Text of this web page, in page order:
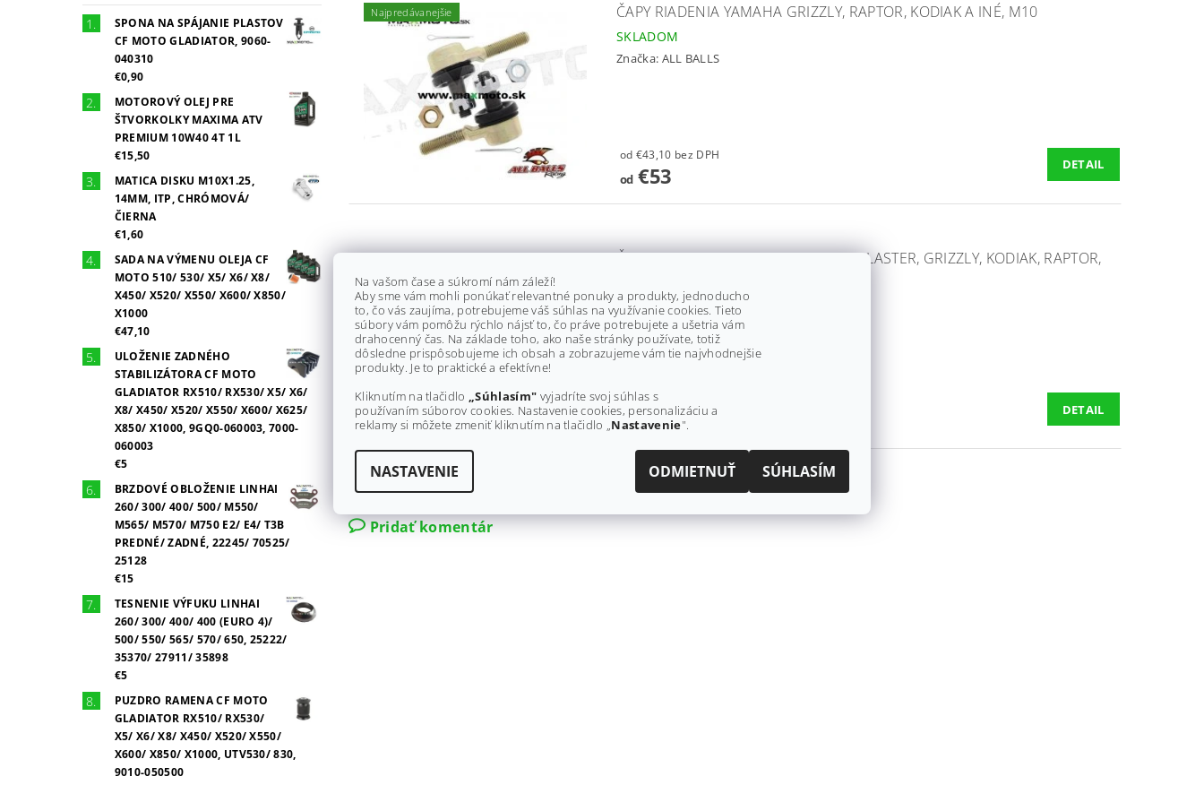
SPONA NA SPÁJANIE PLASTOV
CF MOTO GLADIATOR, 9060-
040310
€0,90
MOTOROVÝ OLEJ PRE
ŠTVORKOLKY MAXIMA ATV
PREMIUM 10W40 4T 1L
€15,50
MATICA DISKU M10X1.25,
14MM, ITP, CHRÓMOVÁ/
ČIERNA
€1,60
SADA NA VÝMENU OLEJA CF
MOTO 510/ 530/ X5/ X6/ X8/
X450/ X520/ X550/ X600/ X850/
X1000
€47,10
ULOŽENIE ZADNÉHO
STABILIZÁTORA CF MOTO
GLADIATOR RX510/ RX530/ X5/ X6/
X8/ X450/ X520/ X550/ X600/ X625/
X850/ X1000, 9GQ0-060003, 7000-
060003
€5
BRZDOVÉ OBLOŽENIE LINHAI
260/ 300/ 400/ 500/ M550/
M565/ M570/ M750 E2/ E4/ T3B
PREDNÉ/ ZADNÉ, 22245/ 70525/
25128
€15
TESNENIE VÝFUKU LINHAI
260/ 300/ 400/ 400 (EURO 4)/
500/ 550/ 565/ 570/ 650, 25222/
35370/ 27911/ 35898
€5
PUZDRO RAMENA CF MOTO
GLADIATOR RX510/ RX530/
X5/ X6/ X8/ X450/ X520/ X550/
X600/ X850/ X1000, UTV530/ 830,
9010-050500
Najpredávanejšie ČAPY RIADENIA YAMAHA GRIZZLY, RAPTOR, KODIAK A INÉ, M10
SKLADOM
Značka: ALL BALLS
od €43,10 bez DPH
od€53 DETAIL
ČAPY RIADENIA YAMAHA BIG BEAR, BLASTER, GRIZZLY, KODIAK, RAPTOR,
SKLADOM(2 ks)
Značka:ALL BALLS
€42 DETAIL
Buďte prvý, kto napíše príspevok k tejto položke.
Pridať komentár
Na vašom čase a súkromí nám záleží!
Aby sme vám mohli ponúkať relevantné ponuky a produkty, jednoducho
to, čo vás zaujíma, potrebujeme váš súhlas na využívanie cookies. Tieto
súbory vám pomôžu rýchlo nájsť to, čo práve potrebujete a ušetria vám
drahocenný čas. Na základe toho, ako naše stránky používate, totiž
dôsledne prispôsobujeme ich obsah a zobrazujeme vám tie najvhodnejšie
produkty. Je to praktické a efektívne!
Kliknutím na tlačidlo „Súhlasím" vyjadríte svoj súhlas s
používaním súborov cookies. Nastavenie cookies, personalizáciu a
reklamy si môžete zmeniť kliknutím na tlačidlo „Nastavenie".
NASTAVENIE ODMIETNUŤ SÚHLASÍM